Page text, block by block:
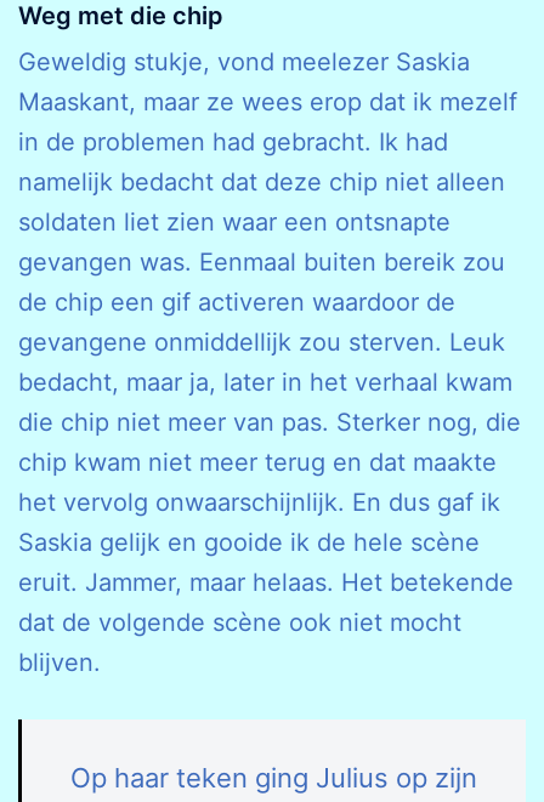
Weg met die chip
Geweldig stukje, vond meelezer Saskia
Maaskant, maar ze wees erop dat ik mezelf
in de problemen had gebracht. Ik had
namelijk bedacht dat deze chip niet alleen
soldaten liet zien waar een ontsnapte
gevangen was. Eenmaal buiten bereik zou
de chip een gif activeren waardoor de
gevangene onmiddellijk zou sterven. Leuk
bedacht, maar ja, later in het verhaal kwam
die chip niet meer van pas. Sterker nog, die
chip kwam niet meer terug en dat maakte
het vervolg onwaarschijnlijk. En dus gaf ik
Saskia gelijk en gooide ik de hele scène
eruit. Jammer, maar helaas. Het betekende
dat de volgende scène ook niet mocht
blijven.
Op haar teken ging Julius op zijn